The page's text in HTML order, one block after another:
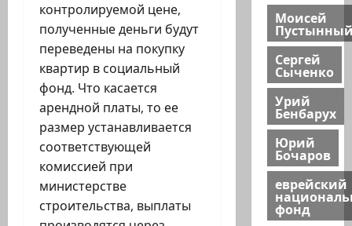
контролируемой цене,
полученные деньги будут
переведены на покупку
квартир в социальный
фонд. Что касается
арендной платы, то ее
размер устанавливается
соответствующей
комиссией при
министерстве
строительства, выплаты
Моисей
Сергей
Сыченко
Урий
Бенбарух
Юрий
Бочаров
еврейский
фонд